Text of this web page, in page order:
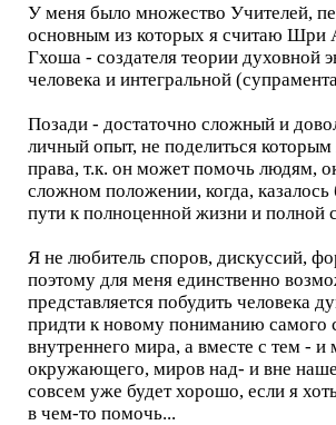
У меня было множество Учителей,
основным из которых я считаю Шри
Гхоша - создателя теории духовной
человека и интегральной
Позади - достаточно сложный и
личный опыт, не поделиться
права, т.к. он может помочь людям,
сложном положении, когда, казалось
пути к полноценной жизни и полной
Я не любитель споров, дискуссий,
поэтому для меня единственно
представляется побудить человека
придти к новому пониманию самого
внутреннего мира, а вместе с тем - и
окружающего, миров над- и вне
совсем уже будет хорошо, если я
в чем-то помочь...